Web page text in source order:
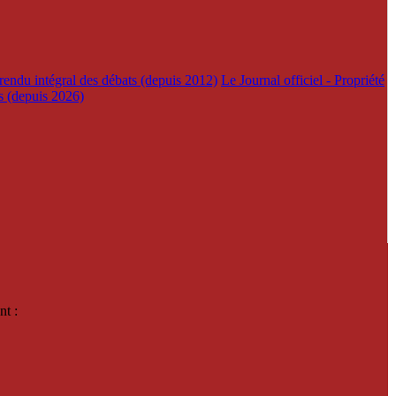
intégral des débats (depuis 2012) Le Journal officiel - Propriété
(depuis 2026)
: